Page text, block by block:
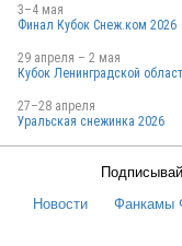
SWE
SWE
SWE
3–4 мая
Финал Кубок Снеж.ком 2026
29 апреля – 2 мая
Кубок Ленинградской
27–28 апреля
Уральская снежинка 2026
Новости
Фанкамы